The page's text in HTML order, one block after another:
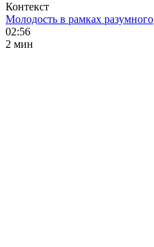
Контекст
Молодость в рамках разумного
02:56
2 мин